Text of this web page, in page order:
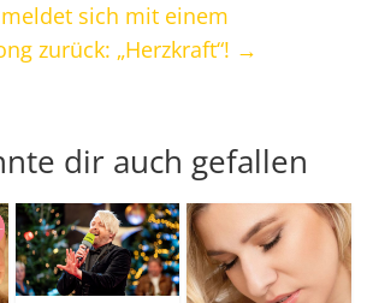
sich mit einem
zurück: „Herzkraft“! →
dir auch gefallen